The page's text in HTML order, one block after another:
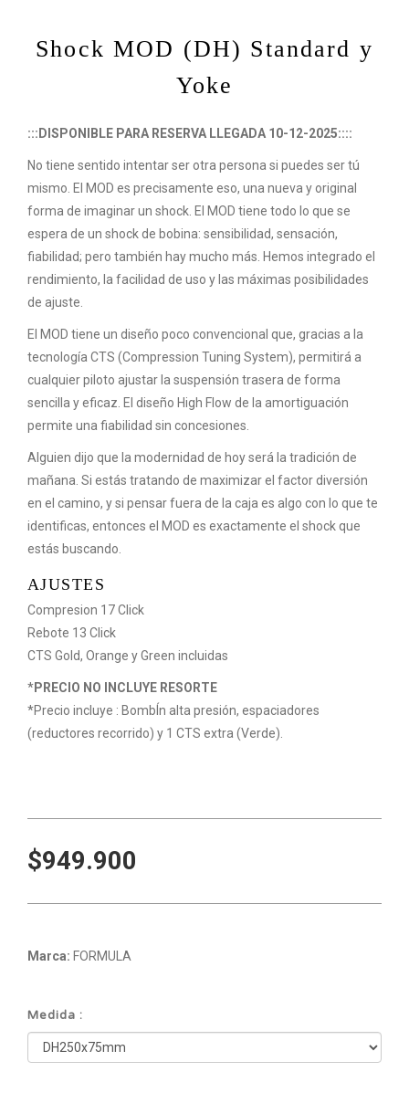
Shock MOD (DH) Standard y
Yoke
:::DISPONIBLE PARA RESERVA LLEGADA 10-12-2025::::
No tiene sentido intentar ser otra persona si puedes ser tú
mismo. El MOD es precisamente eso, una nueva y original
forma de imaginar un shock. El MOD tiene todo lo que se
espera de un shock de bobina: sensibilidad, sensación,
fiabilidad; pero también hay mucho más. Hemos integrado el
rendimiento, la facilidad de uso y las máximas posibilidades
de ajuste.
El MOD tiene un diseño poco convencional que, gracias a la
tecnología CTS (Compression Tuning System), permitirá a
cualquier piloto ajustar la suspensión trasera de forma
sencilla y eficaz. El diseño High Flow de la amortiguación
permite una fiabilidad sin concesiones.
Alguien dijo que la modernidad de hoy será la tradición de
mañana. Si estás tratando de maximizar el factor diversión
en el camino, y si pensar fuera de la caja es algo con lo que te
identificas, entonces el MOD es exactamente el shock que
estás buscando.
AJUSTES
Compresion 17 Click
Rebote 13 Click
CTS Gold, Orange y Green incluidas
*PRECIO NO INCLUYE RESORTE
*Precio incluye : BombÍn alta presión, espaciadores
(reductores recorrido) y 1 CTS extra (Verde).
$949.900
Marca: FORMULA
Medida :